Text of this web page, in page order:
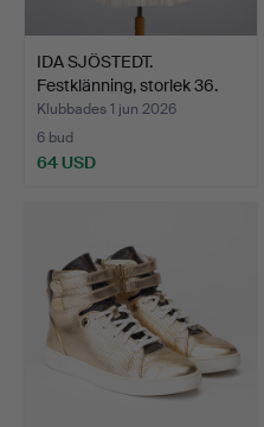
IDA SJÖSTEDT.
Festklänning, storlek 36.
Klubbades 1 jun 2026
6 bud
64 USD